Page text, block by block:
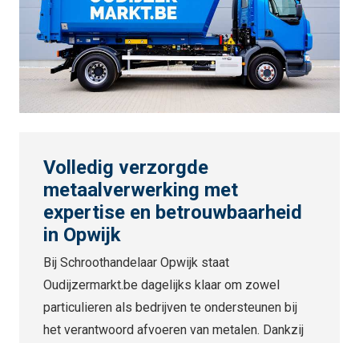
Volledig verzorgde
metaalverwerking met
expertise en betrouwbaarheid
in Opwijk
Bij Schroothandelaar Opwijk staat
Oudijzermarkt.be dagelijks klaar om zowel
particulieren als bedrijven te ondersteunen bij
het verantwoord afvoeren van metalen. Dankzij